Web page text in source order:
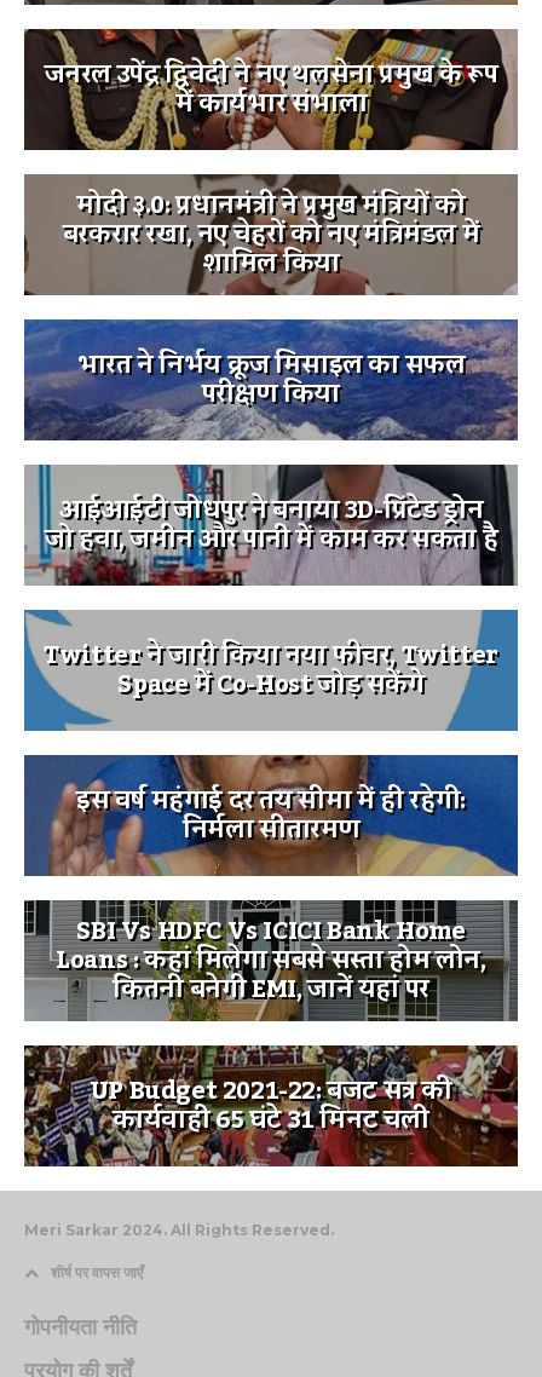
जनरल उपेंद्र द्विवेदी ने नए थलसेना प्रमुख के रूप
में कार्यभार संभाला
मोदी ३.0: प्रधानमंत्री ने प्रमुख मंत्रियों को
बरकरार रखा, नए चेहरों को नए मंत्रिमंडल में
शामिल किया
भारत ने निर्भय क्रूज मिसाइल का सफल
परीक्षण किया
आईआईटी जोधपुर ने बनाया 3D-प्रिंटेड ड्रोन
जो हवा, जमीन और पानी में काम कर सकता है
Twitter ने जारी किया नया फीचर, Twitter
Space में Co-Host जोड़ सकेंगे
इस वर्ष महंगाई दर तय सीमा में ही रहेगी:
निर्मला सीतारमण
SBI Vs HDFC Vs ICICI Bank Home
Loans : कहां मिलेगा सबसे सस्ता होम लोन,
कितनी बनेगी EMI, जानें यहां पर
UP Budget 2021-22: बजट सत्र की
कार्यवाही 65 घंटे 31 मिनट चली
Meri Sarkar 2024. All Rights Reserved.
शीर्ष पर वापस जाएँ
गोपनीयता नीति
प्रयोग की शर्तें